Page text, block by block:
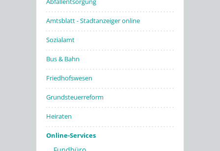
Amtsblatt - Stadtanzeiger online
Sozialamt
Bus & Bahn
Friedhofswesen
Grundsteuerreform
Heiraten
Online-Services